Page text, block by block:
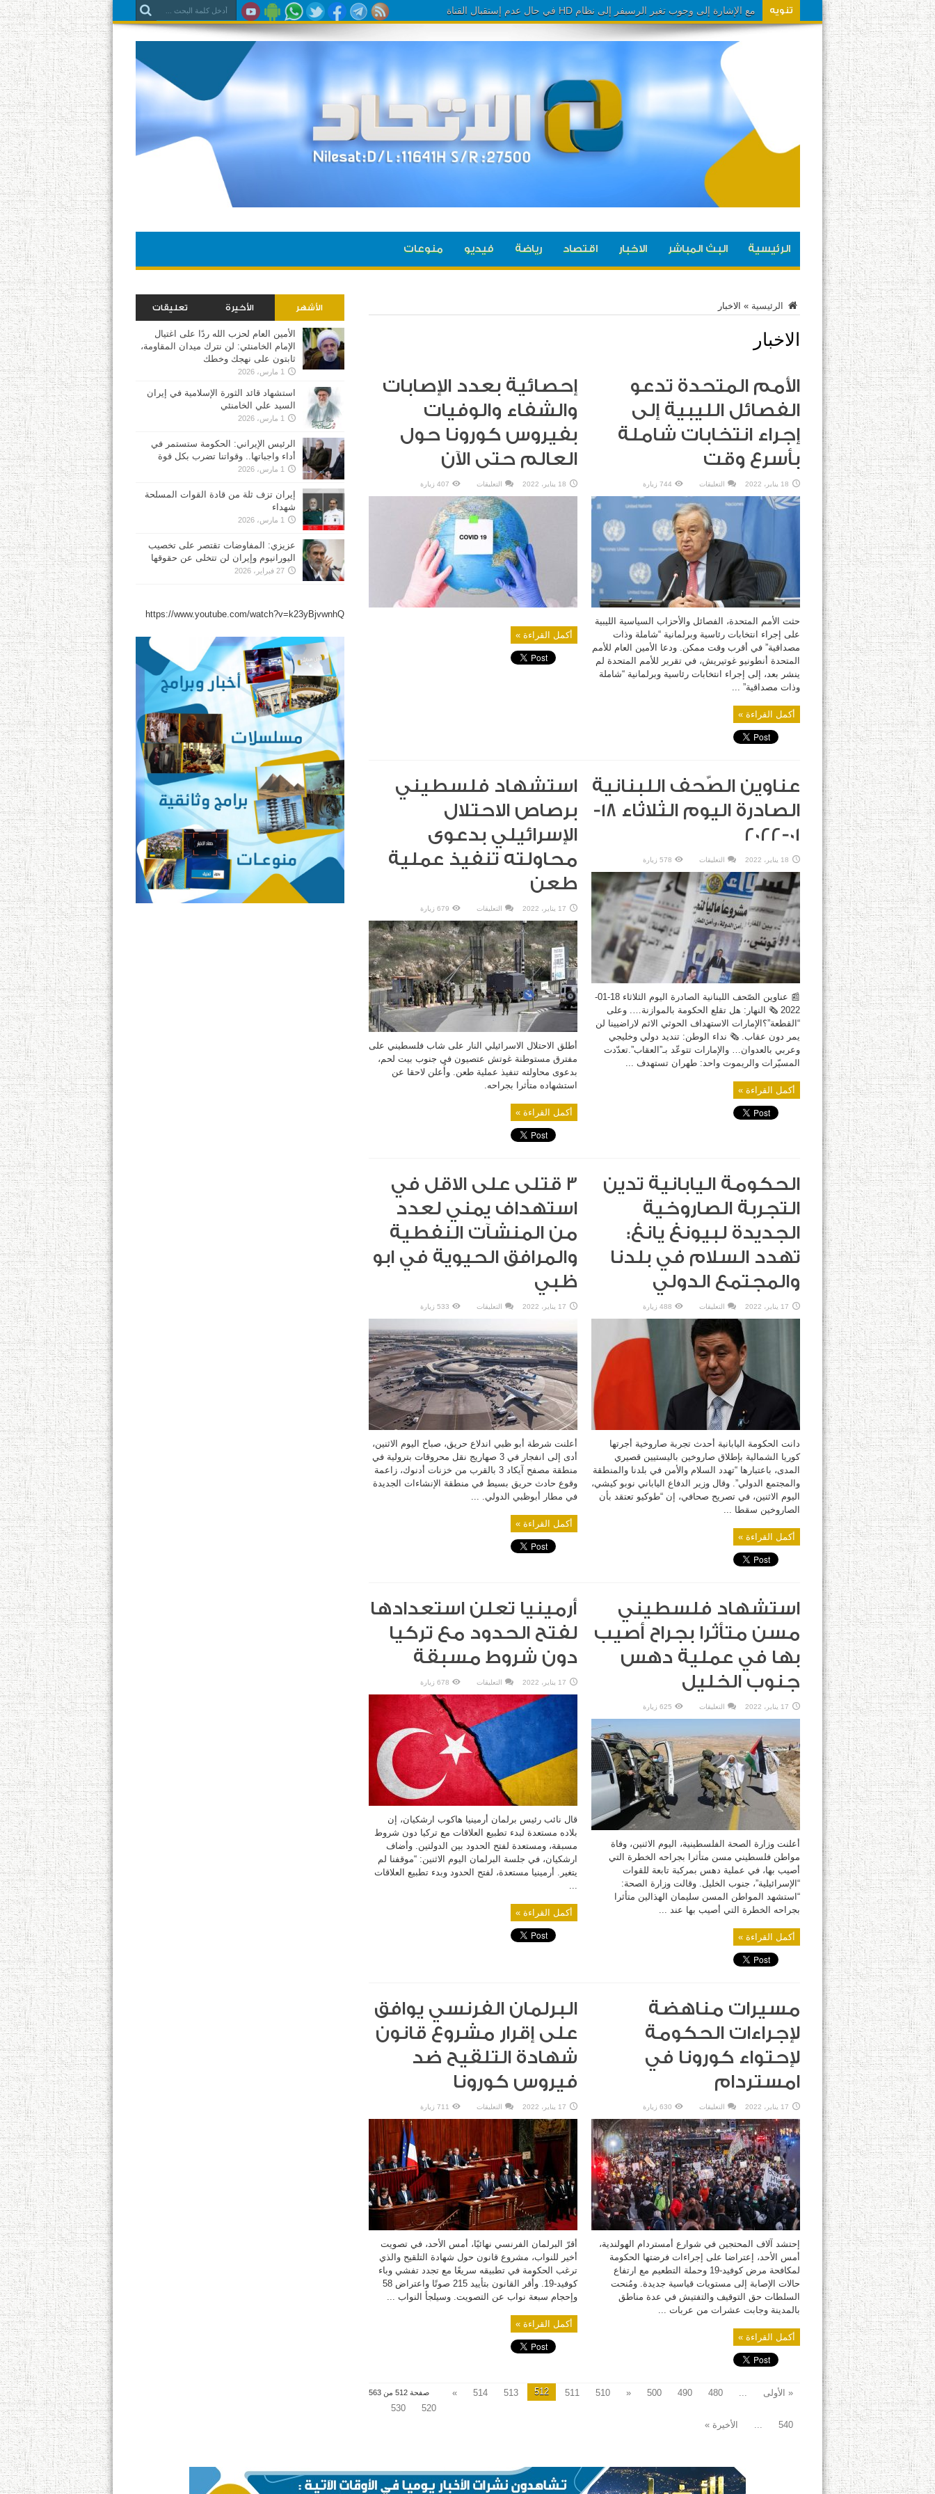
تنويه مشاهدينا تم تحويل تردد القناة الى نظام
الرئيسية البث المباشر الاخبار اقتصاد رياضة فيديو منوعات
الرئيسية » الاخبار
الاخبار
الأمم المتحدة تدعو
الفصائل الليبية إلى
إجراء انتخابات شاملة
بأسرع وقت
18 يناير، 2022 التعليقات
المتحدة
تدعو
الفصائل
الليبية
إلى
إجراء
انتخابات
شاملة
بأسرع
وقت
مغلقة
744 زيارة
حثت الأمم المتحدة، الفصائل والأحزاب السياسية الليبية
على إجراء انتخابات رئاسية وبرلمانية “شاملة وذات
مصداقية” في أقرب وقت ممكن. ودعا الأمين العام للأمم
المتحدة أنطونيو غوتيريش، في تقرير للأمم المتحدة لم
ينشر بعد، إلى إجراء انتخابات رئاسية وبرلمانية “شاملة
وذات مصداقية” ...
أكمل القراءة »
إحصائية بعدد الإصابات
والشفاء والوفيات
بفيروس كورونا حول
العالم حتى الآن
18 يناير، 2022 التعليقات
بعدد
الإصابات
والشفاء
والوفيات
كورونا
حتى
الآن
مغلقة
407 زيارة
أكمل القراءة »
عناوين الصّحف اللبنانية
الصادرة اليوم الثلاثاء 18-
01-2022
18 يناير، 2022 التعليقات
الصّحف
اللبنانية
الصادرة
اليوم
الثلاثاء
2022
مغلقة
578 زيارة
📰 عناوين الصّحف اللبنانية الصادرة اليوم الثلاثاء 18-01-
2022 🗞 النهار: هل تقلع الحكومة بالموازنة…. وعلى
“القطعة”؟الإمارات الاستهداف الحوثي الاثم لاراضيينا لن
يمر دون عقاب. 🗞 نداء الوطن: تنديد دولي وخليجي
وعربي بالعدوان… والإمارات تتوعّد بـ”العقاب”.تعدّدت
المسيّرات والريموت واحد: طهران تستهدف ...
أكمل القراءة »
استشهاد فلسطيني
برصاص الاحتلال
الإسرائيلي بدعوى
محاولته تنفيذ عملية
طعن
17 يناير، 2022 التعليقات
فلسطيني
برصاص
الاحتلال
الإسرائيلي
بدعوى
محاولته
تنفيذ
عملية
طعن
مغلقة
679 زيارة
أطلق الاحتلال الاسرائيلي النار على شاب فلسطيني على
مفترق مستوطنة غوتش عتصيون في جنوب بيت لحم،
بدعوى محاولته تنفيذ عملية طعن. وأُعلن لاحقا عن
استشهاده متأثرا بجراحه.
أكمل القراءة »
الحكومة اليابانية تدين
التجربة الصاروخية
الجديدة لبيونغ يانغ:
تهدد السلام في بلدنا
والمجتمع الدولي
17 يناير، 2022 التعليقات
اليابانية
تدين
التجربة
الصاروخية
الجديدة
لبيونغ
يانغ:
تهدد
في
488 زيارة
دانت الحكومة اليابانية أحدث تجربة صاروخية أجرتها
كوريا الشمالية بإطلاق صاروخين باليستيين قصيري
المدى، باعتبارها “تهدد السلام والأمن في بلدنا والمنطقة
والمجتمع الدولي”. وقال وزير الدفاع الياباني نوبو كيشي،
اليوم الاثنين، في تصريح صحافي، إن “طوكيو تعتقد بأن
الصاروخين سقطا ...
أكمل القراءة »
3 قتلى على الاقل في
استهداف يمني لعدد
من المنشآت النفطية
والمرافق الحيوية في ابو
ظبي
17 يناير، 2022 التعليقات
قتلى
الاقل
في
استهداف
يمني
لعدد
من
المنشآت
النفطية
والمرافق
الحيوية
في
533 زيارة
أعلنت شرطة أبو ظبي اندلاع حريق، صباح اليوم الاثنين،
أدى إلى انفجار في 3 صهاريج نقل محروقات بترولية في
منطقة مصفح آيكاد 3 بالقرب من خزنات أدنوك، زاعمة
وقوع حادث حريق بسيط في منطقة الإنشاءات الجديدة
في مطار أبوظبي الدولي. ...
أكمل القراءة »
استشهاد فلسطيني
مسن متأثرا بجراح أصيب
بها في عملية دهس
جنوب الخليل
17 يناير، 2022 التعليقات
فلسطيني
متأثرا
بجراح
أصيب
بها
في
عملية
الخليل
625 زيارة
أعلنت وزارة الصحة الفلسطينية، اليوم الاثنين، وفاة
مواطن فلسطيني مسن متأثرا بجراحه الخطرة التي
أصيب بها، في عملية دهس بمركبة تابعة للقوات
“الإسرائيلية”، جنوب الخليل. وقالت وزارة الصحة:
“استشهد المواطن المسن سليمان الهذالين متأثرا
بجراحه الخطرة التي أصيب بها عند ...
أكمل القراءة »
أرمينيا تعلن استعدادها
لفتح الحدود مع تركيا
دون شروط مسبقة
17 يناير، 2022 التعليقات
تعلن
استعدادها
لفتح
الحدود
مع
تركيا
دون
شروط
مسبقة
مغلقة
678 زيارة
قال نائب رئيس برلمان أرمينيا هاكوب ارشكيان، إن
بلاده مستعدة لبدء تطبيع العلاقات مع تركيا دون شروط
مسبقة، ومستعدة لفتح الحدود بين الدولتين. وأضاف
ارشكيان، في جلسة البرلمان اليوم الاثنين: “موقفنا لم
يتغير. أرمينيا مستعدة، لفتح الحدود وبدء تطبيع العلاقات
أكمل القراءة »
مسيرات مناهضة
لإجراءات الحكومة
لإحتواء كورونا في
امستردام
17 يناير، 2022 التعليقات
مناهضة
لإجراءات
الحكومة
لإحتواء
كورونا
في
امستردام
مغلقة
630 زيارة
إحتشد آلاف المحتجين في شوارع أمستردام الهولندية،
أمس الأحد، إعتراضا على إجراءات فرضتها الحكومة
لمكافحة مرض كوفيد-19 وحملة التطعيم مع ارتفاع
حالات الإصابة إلى مستويات قياسية جديدة. ومُنحت
السلطات حق التوقيف والتفتيش في عدة مناطق
بالمدينة وجابت عشرات من عربات ...
أكمل القراءة »
البرلمان الفرنسي يوافق
على إقرار مشروع قانون
شهادة التلقيح ضد
فيروس كورونا
17 يناير، 2022 التعليقات
الفرنسي
إقرار
مشروع
قانون
شهادة
التلقيح
ضد
فيروس
كورونا
مغلقة
711 زيارة
أقرّ البرلمان الفرنسي نهائيًا، أمس الأحد، في تصويت
أخير للنواب، مشروع قانون حول شهادة التلقيح والذي
ترغب الحكومة في تطبيقه سريعًا مع تجدد تفشي وباء
كوفيد-19. وأُقر القانون بتأييد 215 صوتًا واعتراض 58
وإحجام سبعة نواب عن التصويت. وسيلجأ النواب ...
أكمل القراءة »
صفحة 512 من 563 « الأولى 480
490
500
«
510
511
512
513
514
»
520
530
540
الأخيرة »
الأشهر الأخيرة تعليقات
الأمين العام لحزب الله ردًا على اغتيال
الإمام الخامنئي: لن نترك ميدان المقاومة،
ثابتون على نهجك وخطك
1 مارس، 2026
استشهاد قائد الثورة الإسلامية في إيران
السيد علي الخامنئي
1 مارس، 2026
الرئيس الإيراني: الحكومة ستستمر في
أداء واجباتها.. وقواتنا تضرب بكل قوة
1 مارس، 2026
إيران تزف ثلة من قادة القوات المسلحة
شهداء
1 مارس، 2026
عزيزي: المفاوضات تقتصر على تخصيب
اليورانيوم وإيران لن تتخلى عن حقوقها
27 فبراير، 2026
https://www.youtube.com/watch?v=k23yBjvwnhQ